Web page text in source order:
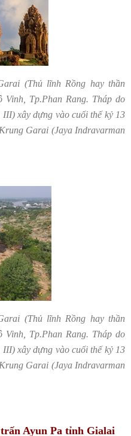
(Thủ lĩnh Rồng hay thần
Tp.Phan Rang. Tháp do
xây dựng vào cuối thế kỷ 13
Garai (Jaya Indravarman
(Thủ lĩnh Rồng hay thần
Tp.Phan Rang. Tháp do
xây dựng vào cuối thế kỷ 13
Garai (Jaya Indravarman
Ayun Pa tỉnh Gialai